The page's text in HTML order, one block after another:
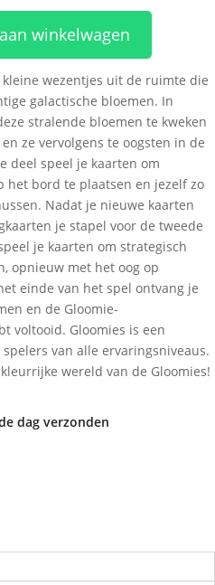
is:
€ 24,95.
winkelwagen
wezentjes uit de ruimte die
galactische bloemen. In
stralende bloemen te kweken
ze vervolgens te oogsten in de
deel speel je kaarten om
bord te plaatsen en jezelf zo
Nadat je nieuwe kaarten
je stapel voor de tweede
je kaarten om strategisch
opnieuw met het oog op
einde van het spel ontvang je
en de Gloomie-
voltooid. Gloomies is een
van alle ervaringsniveaus.
wereld van de Gloomies!
dag verzonden